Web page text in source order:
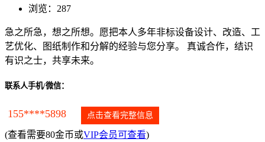
浏览：287
急之所急，想之所想。愿把本人多年非标设备设计、改造、工
艺优化、图纸制作和分解的经验与您分享。 真诚合作，结识
有识之士，共享未来。
联系人手机/微信：
155****5898 点击查看完整信息
(查看需要80金币或VIP会员可查看)